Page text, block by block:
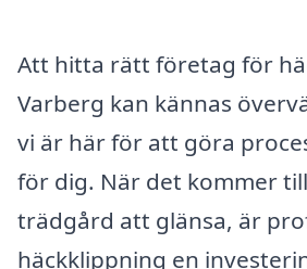
Att hitta rätt företag för
Varberg kan kännas
vi är här för att göra
för dig. När det kommer
trädgård att glänsa, är
häckklippning en